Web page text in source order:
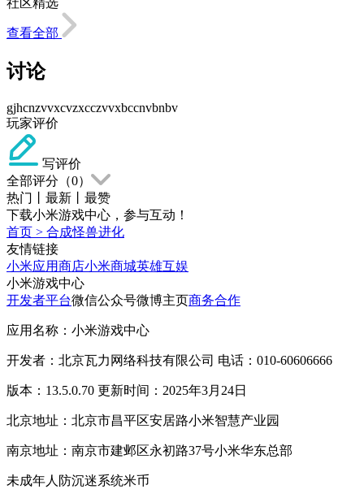
查看全部
讨论
gjhcnzvvxcvzxcczvvxbccnvbnbv
玩家评价
写评价
全部评分（0）
热门
最新
最赞
下载小米游戏中心，参与互动！
首页 > 合成怪兽进化
友情链接
小米应用商店小米商城英雄互娱
小米游戏中心
开发者平台微信公众号微博主页商务合作
应用名称：小米游戏中心
开发者：北京瓦力网络科技有限公司 电话：010-60606666
版本：13.5.0.70 更新时间：2025年3月24日
北京地址：北京市昌平区安居路小米智慧产业园
南京地址：南京市建邺区永初路37号小米华东总部
未成年人防沉迷系统米币